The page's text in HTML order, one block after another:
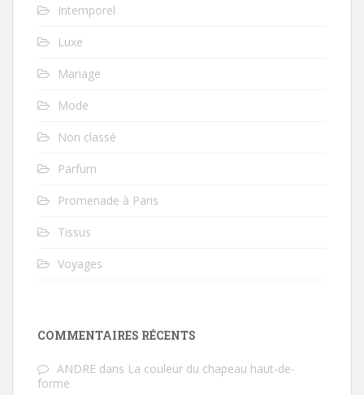
Intemporel
Luxe
Mariage
Mode
Non classé
Parfum
Promenade à Paris
Tissus
Voyages
COMMENTAIRES RÉCENTS
ANDRE dans La couleur du chapeau haut-de-
forme